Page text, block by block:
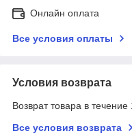
Онлайн оплата
Все условия оплаты
Условия возврата
Возврат товара в
Все условия возврата